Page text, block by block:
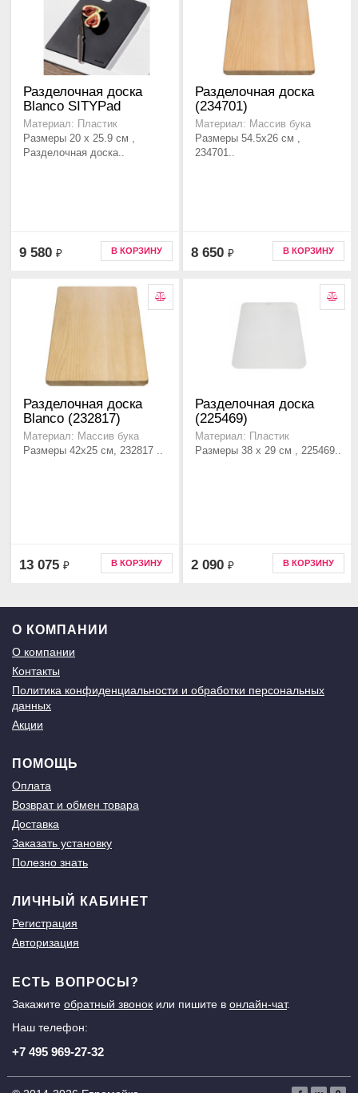
Разделочная доска
Blanco SITYPad
Материал: Пластик
Размеры 20 x 25.9 см ,
Разделочная доска..
9 580 ₽ В КОРЗИНУ
Разделочная доска
(234701)
Материал: Массив бука
Размеры 54.5x26 см ,
234701..
8 650 ₽ В КОРЗИНУ
Разделочная доска
Blanco (232817)
Материал: Массив бука
Размеры 42x25 см, 232817 ..
13 075 ₽ В КОРЗИНУ
Разделочная доска
(225469)
Материал: Пластик
Размеры 38 x 29 см , 225469..
2 090 ₽ В КОРЗИНУ
О КОМПАНИИ
О компании
Контакты
Политика конфиденциальности и обработки персональных
данных
Акции
ПОМОЩЬ
Оплата
Возврат и обмен товара
Доставка
Заказать установку
Полезно знать
ЛИЧНЫЙ КАБИНЕТ
Регистрация
Авторизация
ЕСТЬ ВОПРОСЫ?
Закажите обратный звонок или пишите в онлайн-чат.
Наш телефон:
+7 495 969-27-32